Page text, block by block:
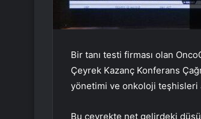
Bir tanı testi firması olan
Çeyrek Kazanç Konferans
yönetimi ve onkoloji teşhisleri
Bu çeyrekte net gelirdeki